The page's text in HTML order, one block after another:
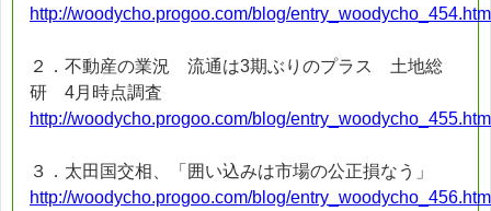
http://woodycho.progoo.com/blog/
２．不動産の業況 流通は3期ぶりのプラス 土地総
研 4月時点調査
http://woodycho.progoo.com/blog/
３．太田国交相、「囲い込みは市場の公正損なう」
http://woodycho.progoo.com/blog/